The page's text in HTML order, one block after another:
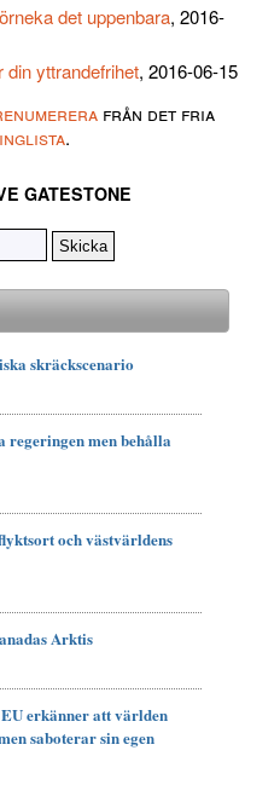
det uppenbara, 2016-
din yttrandefrihet, 2016-06-15
från det fria
.
GATESTONE
skräckscenario
regeringen men behålla
och västvärldens
Arktis
erkänner att världen
saboterar sin egen